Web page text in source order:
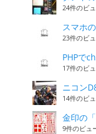
24件のビ
スマホ
23件のビ
PHPで
17件のビ
ニコン
14件のビ
金印の
9件のビュ